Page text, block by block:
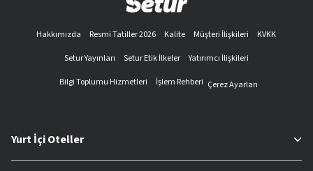
Hakkımızda Resmi Tatiller 2026 Kalite Müşteri İlişkileri
KVKK
Setur Yayınları
Setur Etik İlkeler
Yatırımcı İlişkileri
Bilgi Toplumu Hizmetleri
İşlem Rehberi Çerez Ayarları
Yurt İçi Oteller